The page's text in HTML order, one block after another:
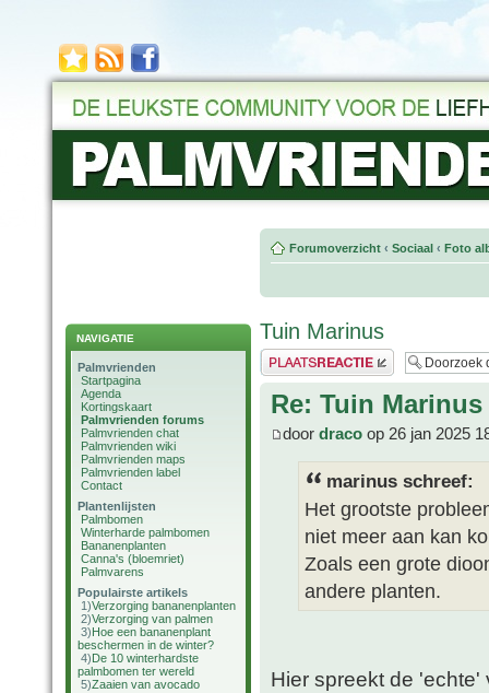
NAVIGATIE
Palmvrienden
Startpagina
Agenda
Kortingskaart
Palmvrienden forums
Palmvrienden chat
Palmvrienden wiki
Palmvrienden maps
Palmvrienden label
Contact
Plantenlijsten
Palmbomen
Winterharde palmbomen
Bananenplanten
Canna's (bloemriet)
Palmvarens
Populairste artikels
1)Verzorging bananenplanten
2)Verzorging van palmen
3)Hoe een bananenplant
beschermen in de winter?
4)De 10 winterhardste
palmbomen ter wereld
5)Zaaien van avocado
Forumoverzicht ‹ Sociaal ‹ Foto
Tuin Marinus
Plaats een reactie
Re: Tuin Marinus
door draco op 26 jan 2025
marinus schreef:
Het grootste
niet meer aan kan
Zoals een grote
andere planten.
Hier spreekt de 'echte'